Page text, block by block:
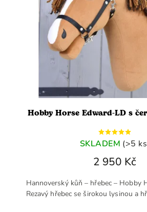
Hobby Horse Edward-LD s
SKLADEM (>5
2 950 Kč
Hannoverský kůň – hřebec – Hobby
Rezavý hřebec se širokou lysinou a